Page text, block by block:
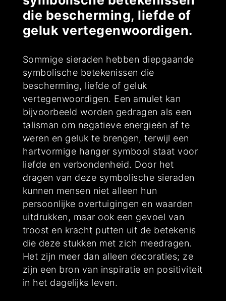
die bescherming, liefde of
geluk vertegenwoordigen.
Sommige sieraden hebben diepgaande
symbolische betekenissen die
bescherming, liefde of geluk
vertegenwoordigen. Een amulet kan
bijvoorbeeld worden gedragen als een
talisman om negatieve energieën af te
weren en geluk te brengen, terwijl een
hartvormige hanger symbool staat voor
liefde en verbondenheid. Door het
dragen van deze symbolische sieraden
kunnen mensen niet alleen hun
persoonlijke overtuigingen en waarden
uitdrukken, maar ook een gevoel van
troost en kracht putten uit de betekenis
die deze stukken met zich meedragen.
Het zijn meer dan alleen decoraties; ze
zijn een bron van inspiratie en positiviteit
in het dagelijks leven.